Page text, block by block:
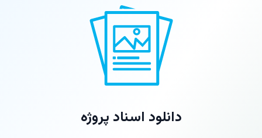
دانلود اسناد پروژه